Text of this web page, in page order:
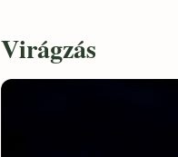
Virágzás